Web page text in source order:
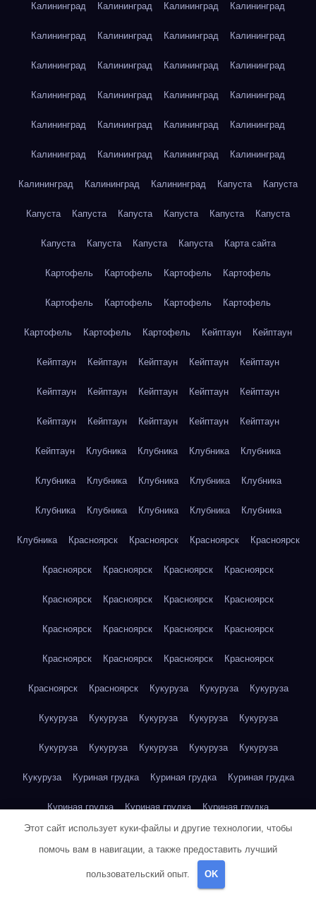
Калининград Калининград Калининград Калининград
Калининград Калининград Калининград Калининград
Калининград Калининград Калининград Калининград
Калининград Калининград Калининград Калининград
Калининград Калининград Калининград Калининград
Калининград Калининград Калининград Калининград
Калининград Калининград Калининград Капуста Капуста
Капуста Капуста Капуста Капуста Капуста Капуста
Капуста Капуста Капуста Капуста Карта сайта
Картофель Картофель Картофель Картофель
Картофель Картофель Картофель Картофель
Картофель Картофель Картофель Кейптаун Кейптаун
Кейптаун Кейптаун Кейптаун Кейптаун Кейптаун
Кейптаун Кейптаун Кейптаун Кейптаун Кейптаун
Кейптаун Кейптаун Кейптаун Кейптаун Кейптаун
Кейптаун Клубника Клубника Клубника Клубника
Клубника Клубника Клубника Клубника Клубника
Клубника Клубника Клубника Клубника Клубника
Клубника Красноярск Красноярск Красноярск Красноярск
Красноярск Красноярск Красноярск Красноярск
Красноярск Красноярск Красноярск Красноярск
Красноярск Красноярск Красноярск Красноярск
Красноярск Красноярск Красноярск Красноярск
Красноярск Красноярск Кукуруза Кукуруза Кукуруза
Кукуруза Кукуруза Кукуруза Кукуруза Кукуруза
Кукуруза Кукуруза Кукуруза Кукуруза Кукуруза
Кукуруза Куриная грудка Куриная грудка Куриная грудка
Куриная грудка Куриная грудка Куриная грудка
Куриная грудка Куриная грудка
Этот сайт использует куки-файлы и другие технологии, чтобы
помочь вам в навигации, а также предоставить лучший
пользовательский опыт. OK